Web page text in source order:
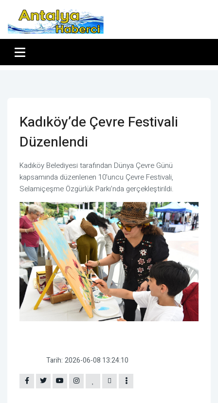
Kadıköy’de Çevre Festivali
Düzenlendi
Kadıköy Belediyesi tarafından Dünya Çevre Günü
kapsamında düzenlenen 10'uncu Çevre Festivali,
Selamiçeşme Özgürlük Parkı’nda gerçekleştirildi.
Tarih: 2026-06-08 13:24:10